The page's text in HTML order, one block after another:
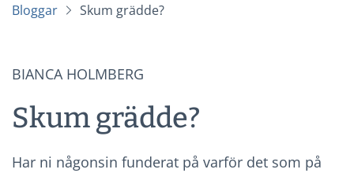
Bloggar Skum grädde?
BIANCA HOLMBERG
Skum grädde?
Har ni någonsin funderat på varför det som på